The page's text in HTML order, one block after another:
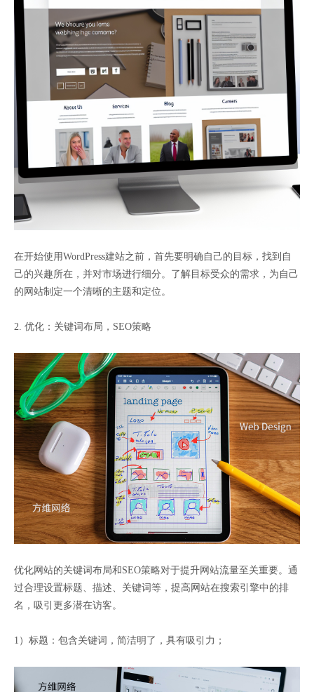
在开始使用WordPress建站之前，首先要明确自己的目标，找到自
己的兴趣所在，并对市场进行细分。了解目标受众的需求，为自己
的网站制定一个清晰的主题和定位。
2. 优化：关键词布局，SEO策略
优化网站的关键词布局和SEO策略对于提升网站流量至关重要。通
过合理设置标题、描述、关键词等，提高网站在搜索引擎中的排
名，吸引更多潜在访客。
1）标题：包含关键词，简洁明了，具有吸引力；